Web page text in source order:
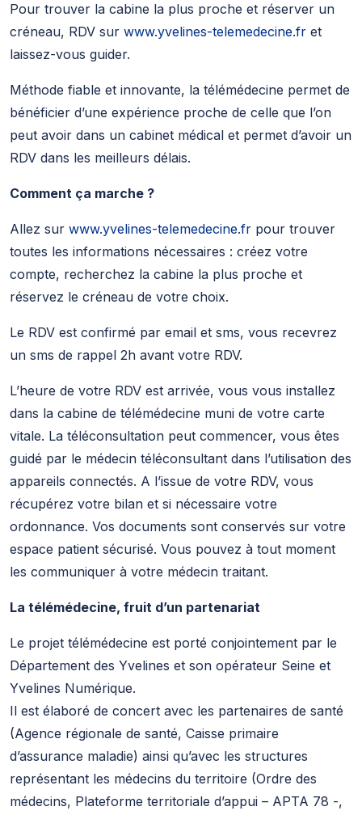
Pour trouver la cabine la plus proche et réserver un
créneau, RDV sur www.yvelines-telemedecine.fr et
laissez-vous guider.
Méthode fiable et innovante, la télémédecine permet de
bénéficier d’une expérience proche de celle que l’on
peut avoir dans un cabinet médical et permet d’avoir un
RDV dans les meilleurs délais.
Comment ça marche ?
Allez sur www.yvelines-telemedecine.fr pour trouver
toutes les informations nécessaires : créez votre
compte, recherchez la cabine la plus proche et
réservez le créneau de votre choix.
Le RDV est confirmé par email et sms, vous recevrez
un sms de rappel 2h avant votre RDV.
L’heure de votre RDV est arrivée, vous vous installez
dans la cabine de télémédecine muni de votre carte
vitale. La téléconsultation peut commencer, vous êtes
guidé par le médecin téléconsultant dans l’utilisation des
appareils connectés. A l’issue de votre RDV, vous
récupérez votre bilan et si nécessaire votre
ordonnance. Vos documents sont conservés sur votre
espace patient sécurisé. Vous pouvez à tout moment
les communiquer à votre médecin traitant.
La télémédecine, fruit d’un partenariat
Le projet télémédecine est porté conjointement par le
Département des Yvelines et son opérateur Seine et
Yvelines Numérique.
Il est élaboré de concert avec les partenaires de santé
(Agence régionale de santé, Caisse primaire
d’assurance maladie) ainsi qu’avec les structures
représentant les médecins du territoire (Ordre des
médecins, Plateforme territoriale d’appui – APTA 78 -,